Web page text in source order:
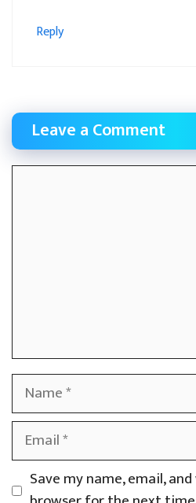
Reply
Leave a Comment
Name
Email
Save my name, email,